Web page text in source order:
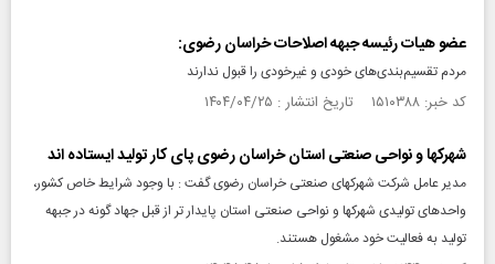
عضو هیات رئیسه جبهه اصلاحات خراسان رضوی:
مردم تقسیم‌بندی‌های خودی و غیرخودی را قبول ندارند
کد خبر: ۱۵۱۰۳۸۸ تاریخ انتشار : ۱۴۰۴/۰۴/۲۵
شهرکها و نواحی صنعتی استان خراسان رضوی پای کار تولید ایستاده اند
مدیر عامل شرکت شهرکهای صنعتی خراسان رضوی گفت : با وجود شرایط خاص کشور،‌
واحدهای تولیدی شهرکها و نواحی صنعتی استان پایدار تر از قبل جهاد گونه در جبهه
تولید به فعالیت خود مشغول هستند.